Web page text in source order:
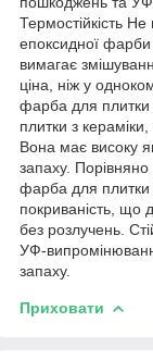
Термостійкість
епоксидної
вимагає
ціна, ніж у
фарба для
плитки з
Вона має високу
запаху.
фарба для плитки
покриваність, що
без розлучень.
УФ-
запаху.
Приховати